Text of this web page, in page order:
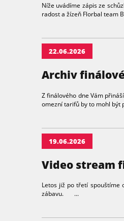
Níže uvádíme zápis ze
radost a žízeň Florbal team
22.06.2026
Archiv
Z finálového dne Vám
omezní tarifů by to mohl být
19.06.2026
Video stream
Letos již po třetí spouštíme
zábavu. ...